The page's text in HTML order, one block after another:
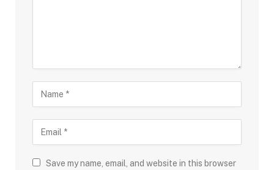
Save my name, email, and website in this browser